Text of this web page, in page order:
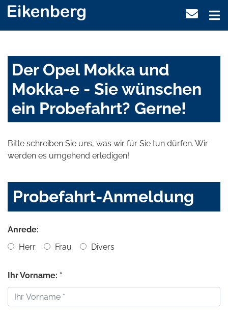
Der Opel Mokka und
Mokka-e - Sie wünschen
ein Probefahrt? Gerne!
Bitte schreiben Sie uns, was wir für Sie tun dürfen. Wir
werden es umgehend erledigen!
Probefahrt-Anmeldung
Anrede:
Herr
Frau Divers
Ihr Vorname: *